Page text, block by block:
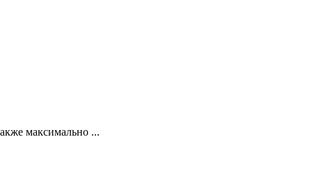
максимально ...